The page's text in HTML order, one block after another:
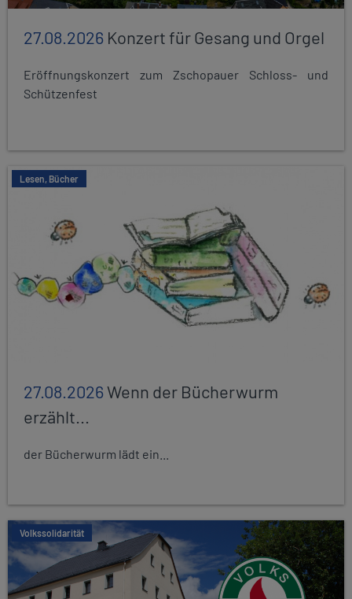
27.08.2026 Konzert für Gesang und Orgel
Eröffnungskonzert zum Zschopauer Schloss- und
Schützenfest
Lesen, Bücher
27.08.2026Wenn der Bücherwurm
erzählt...
der Bücherwurm lädt ein...
Volkssolidarität